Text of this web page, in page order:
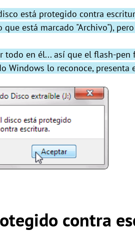
está protegido contra
está marcado "Archivo"),
todo en él... así que el flash-
Windows lo reconoce, presenta
contra